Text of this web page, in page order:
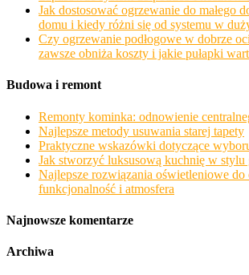
Jak dostosować ogrzewanie do małego
domu i kiedy różni się od systemu w
Czy ogrzewanie podłogowe w dobrze
zawsze obniża koszty i jakie pułapki
Budowa i remont
Remonty kominka: odnowienie
Najlepsze metody usuwania starej tapety
Praktyczne wskazówki dotyczące
Jak stworzyć luksusową kuchnię w stylu
Najlepsze rozwiązania oświetleniowe do
funkcjonalność i atmosfera
Najnowsze komentarze
Archiwa